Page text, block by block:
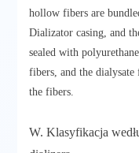
hollow fibers are
Dializator casing, and
sealed with
fibers, and the
the fibers.
W. Klasyfikacja